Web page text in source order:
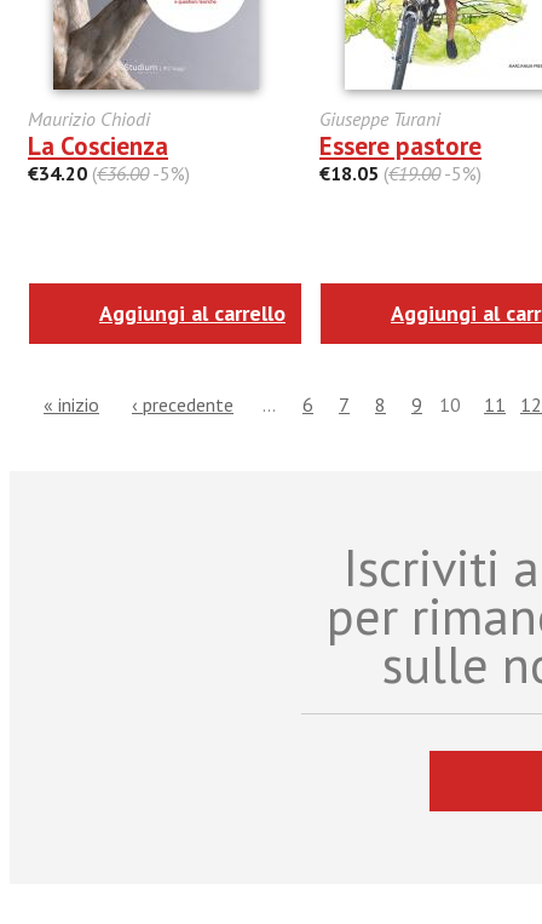
Maurizio Chiodi
La Coscienza
€34.20 (€36.00-5%)
Aggiungi al carrello
Giuseppe Turani
Essere pastore
€18.05 (€19.00-5%)
Aggiungi al
« inizio ‹ precedente … 6 7 8 9 10 11 12
Iscriviti
per
sulle